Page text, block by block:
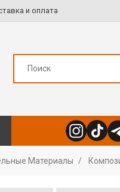
и оплата
Материалы